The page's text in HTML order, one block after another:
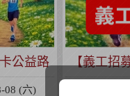
公益路
08 (六)
【義工招
巴拉